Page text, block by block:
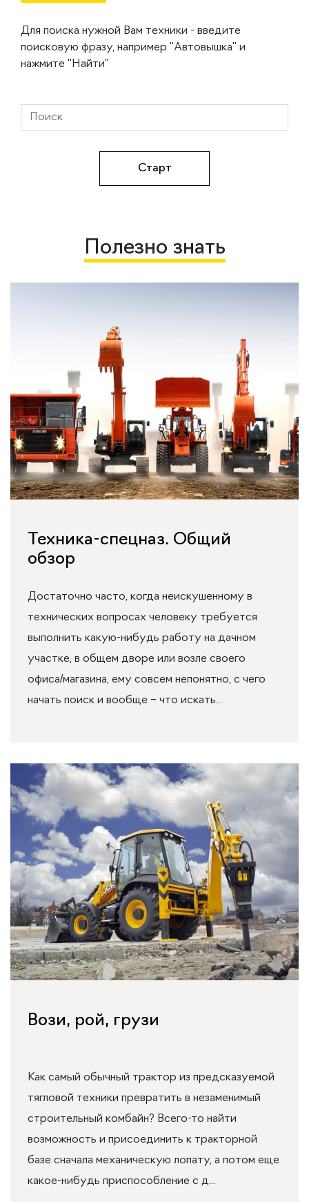
Для поиска нужной Вам техники - введите
поисковую фразу, например "Автовышка" и
нажмите "Найти"
Полезно знать
Техника-спецназ. Общий
обзор
Достаточно часто, когда неискушенному в
технических вопросах человеку требуется
выполнить какую-нибудь работу на дачном
участке, в общем дворе или возле своего
офиса/магазина, ему совсем непонятно, с чего
начать поиск и вообще – что искать...
Вози, рой, грузи
Как самый обычный трактор из предсказуемой
тягловой техники превратить в незаменимый
строительный комбайн? Всего-то найти
возможность и присоединить к тракторной
базе сначала механическую лопату, а потом еще
какое-нибудь приспособление с д...